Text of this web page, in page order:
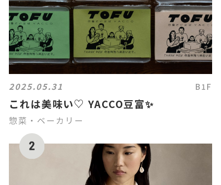
2025.05.31 B1F
これは美味い♡ YACCO豆富✨
惣菜・ベーカリー